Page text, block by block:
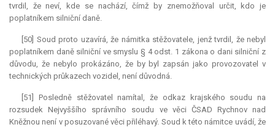
tvrdil, že neví, kde se nachází, čímž by znemožňoval určit, kdo je
poplatníkem silniční daně.
[50] Soud proto uzavírá, že námitka stěžovatele, jenž tvrdil, že nebyl
poplatníkem daně silniční ve smyslu § 4 odst. 1 zákona o dani silniční z
důvodu, že nebylo prokázáno, že by byl zapsán jako provozovatel v
technických průkazech vozidel, není důvodná.
[51] Posledně stěžovatel namítal, že odkaz krajského soudu na
rozsudek Nejvyššího správního soudu ve věci ČSAD Rychnov nad
Kněžnou není v posuzované věci přiléhavý. Soud k této námitce uvádí, že